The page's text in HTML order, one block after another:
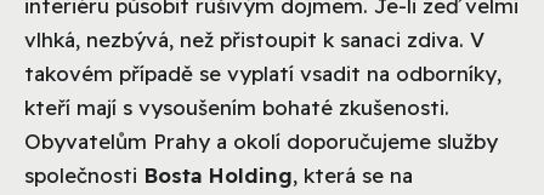
interiéru působit rušivým dojmem. Je-li zeď velmi
vlhká, nezbývá, než přistoupit k sanaci zdiva. V
takovém případě se vyplatí vsadit na odborníky,
kteří mají s vysoušením bohaté zkušenosti.
Obyvatelům Prahy a okolí doporučujeme služby
společnosti Bosta Holding, která se na